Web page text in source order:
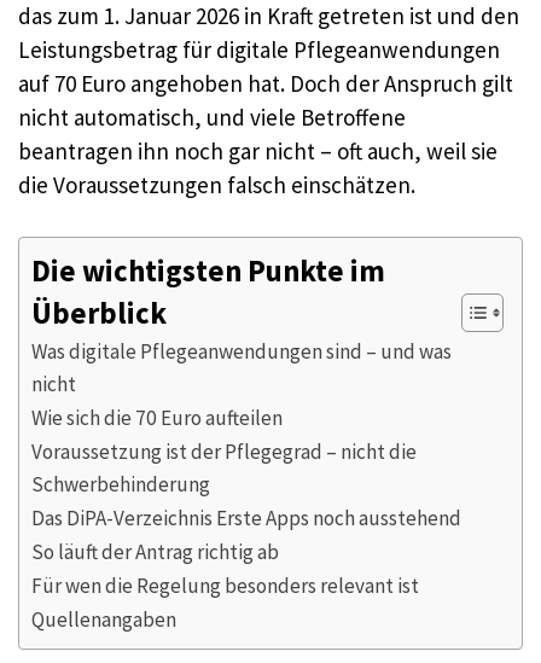
das zum 1. Januar 2026 in Kraft getreten ist und den
Leistungsbetrag für digitale Pflegeanwendungen
auf 70 Euro angehoben hat. Doch der Anspruch gilt
nicht automatisch, und viele Betroffene
beantragen ihn noch gar nicht – oft auch, weil sie
die Voraussetzungen falsch einschätzen.
Die wichtigsten Punkte im
Überblick
Was digitale Pflegeanwendungen sind – und was
nicht
Wie sich die 70 Euro aufteilen
Voraussetzung ist der Pflegegrad – nicht die
Schwerbehinderung
Das DiPA-Verzeichnis Erste Apps noch ausstehend
So läuft der Antrag richtig ab
Für wen die Regelung besonders relevant ist
Quellenangaben